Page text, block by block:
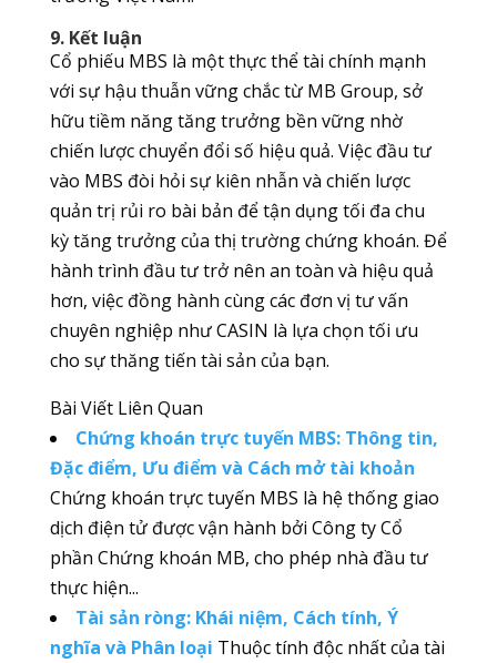
9. Kết luận
Cổ phiếu MBS là một thực thể tài chính mạnh
với sự hậu thuẫn vững chắc từ MB Group, sở
hữu tiềm năng tăng trưởng bền vững nhờ
chiến lược chuyển đổi số hiệu quả. Việc đầu tư
vào MBS đòi hỏi sự kiên nhẫn và chiến lược
quản trị rủi ro bài bản để tận dụng tối đa chu
kỳ tăng trưởng của thị trường chứng khoán. Để
hành trình đầu tư trở nên an toàn và hiệu quả
hơn, việc đồng hành cùng các đơn vị tư vấn
chuyên nghiệp như CASIN là lựa chọn tối ưu
cho sự thăng tiến tài sản của bạn.
Bài Viết Liên Quan
Chứng khoán trực tuyến MBS: Thông tin,
Đặc điểm, Ưu điểm và Cách mở tài khoản
Chứng khoán trực tuyến MBS là hệ thống giao
dịch điện tử được vận hành bởi Công ty Cổ
phần Chứng khoán MB, cho phép nhà đầu tư
thực hiện...
Tài sản ròng: Khái niệm, Cách tính, Ý
nghĩa và Phân loại Thuộc tính độc nhất của tài